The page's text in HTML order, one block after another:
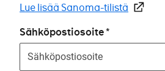
Lue lisää Sanoma-tilistä
Sähköpostiosoite